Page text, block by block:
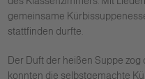
gemeinsame
stattfinden durfte.
Der Duft der heißen Suppe
konnten die selbstgemachte